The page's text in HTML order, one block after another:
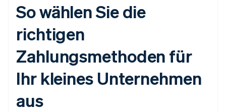
So wählen Sie die
richtigen
Zahlungsmethoden für
Ihr kleines Unternehmen
aus